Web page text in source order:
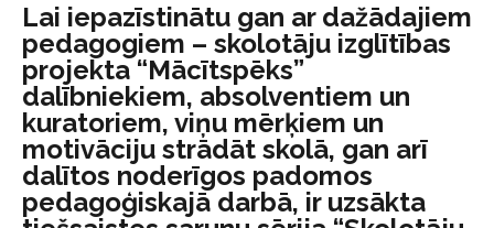
Lai iepazīstinātu gan ar dažādajiem
pedagogiem – skolotāju izglītības
projekta “Mācītspēks”
dalībniekiem, absolventiem un
kuratoriem, viņu mērķiem un
motivāciju strādāt skolā, gan arī
dalītos noderīgos padomos
pedagoģiskajā darbā, ir uzsākta